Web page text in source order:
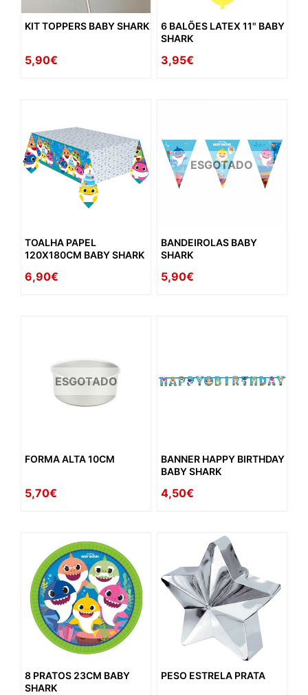
KIT TOPPERS BABY SHARK
5,90€
6 BALÕES LATEX 11" BABY
SHARK
3,95€
TOALHA PAPEL
120X180CM BABY SHARK
6,90€
ESGOTADO
BANDEIROLAS BABY
SHARK
5,90€
ESGOTADO
FORMA ALTA 10CM
5,70€
BANNER HAPPY BIRTHDAY
BABY SHARK
4,50€
8 PRATOS 23CM BABY
SHARK
PESO ESTRELA PRATA